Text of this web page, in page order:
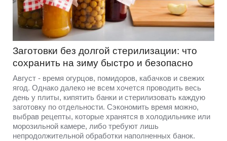
Заготовки без долгой стерилизации: что
сохранить на зиму быстро и безопасно
Август - время огурцов, помидоров, кабачков и свежих
ягод. Однако далеко не всем хочется проводить весь
день у плиты, кипятить банки и стерилизовать каждую
заготовку по отдельности. Сэкономить время можно,
выбрав рецепты, которые хранятся в холодильнике или
морозильной камере, либо требуют лишь
непродолжительной обработки наполненных банок.